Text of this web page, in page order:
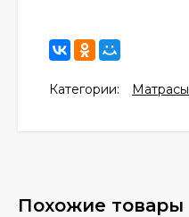
Категории: Матрасы
Похожие товары